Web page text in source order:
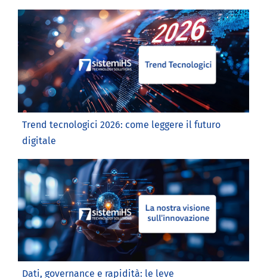
Trend tecnologici 2026: come leggere il futuro
digitale
Dati, governance e rapidità: le leve